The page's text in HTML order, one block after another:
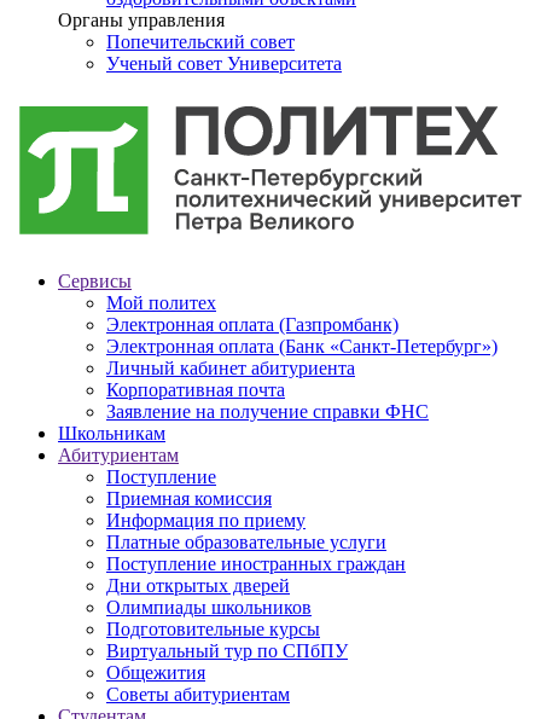
Органы управления
Попечительский совет
Ученый совет Университета
Сервисы
Мой политех
Электронная оплата (Газпромбанк)
Электронная оплата (Банк «Санкт-Петербург»)
Личный кабинет абитуриента
Корпоративная почта
Заявление на получение справки ФНС
Школьникам
Абитуриентам
Поступление
Приемная комиссия
Информация по приему
Платные образовательные услуги
Поступление иностранных граждан
Дни открытых дверей
Олимпиады школьников
Подготовительные курсы
Виртуальный тур по СПбПУ
Общежития
Советы абитуриентам